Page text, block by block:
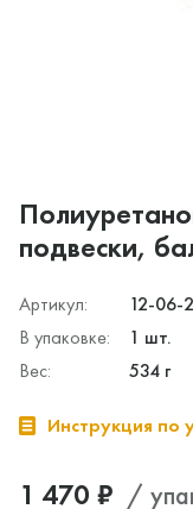
подвески,
Артикул:
12-06-
В упаковке:
1 шт.
Вес:
534 г
Инструкция по
1 470 ₽ /